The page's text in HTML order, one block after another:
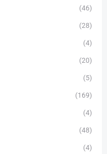
(46)
(28)
(4)
(20)
(5)
(169)
(4)
(48)
(4)